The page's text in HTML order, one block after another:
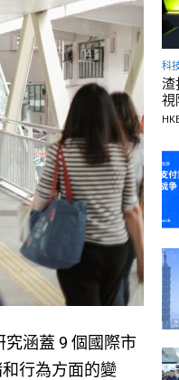
涵蓋 9 個國際市
行為方面的變
科
渣
視